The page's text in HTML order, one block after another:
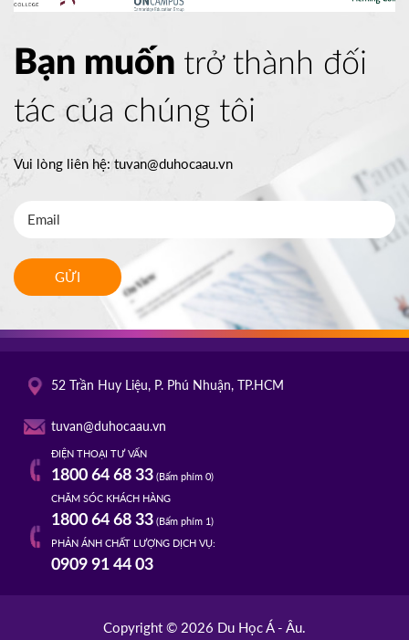
Bạn muốn trở thành đối
tác của chúng tôi
Vui lòng liên hệ:tuvan@duhocaau.vn
GỬI
52 Trần Huy Liệu, P. Phú Nhuận, TP.HCM
tuvan@duhocaau.vn
ĐIỆN THOẠI TƯ VẤN
1800 64 68 33(Bấm phím 0)
CHĂM SÓC KHÁCH HÀNG
1800 64 68 33(Bấm phím 1)
PHẢN ÁNH CHẤT LƯỢNG DỊCH VỤ:
0909 91 44 03
Copyright © 2026 Du Học Á - Âu.